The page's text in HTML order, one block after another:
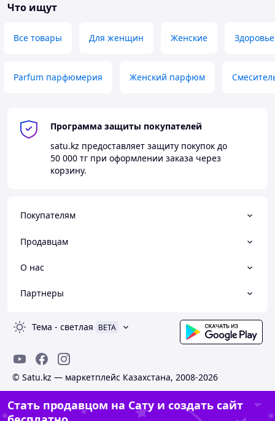
Что ищут
Все товары Для женщин Женские Здоровье
Parfum парфюмерия Женский парфюм
Программа защиты покупателей
satu.kz предоставляет защиту покупок до
50 000 тг при оформлении заказа через
корзину.
Покупателям
Продавцам
О нас
Партнеры
Тема - светлая BETA
© Satu.kz — маркетплейс Казахстана, 2008-2026
Стать продавцом на Сату и создать сайт